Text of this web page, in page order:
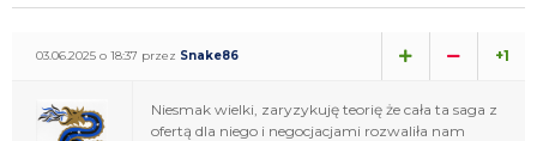
03.06.2025 o 18:37 przez Snake86 +1
Niesmak wielki, zaryzykuję teorię że cała ta saga z
ofertą dla niego i negocjacjami rozwaliła nam